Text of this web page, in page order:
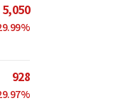
5,050
%
928
%